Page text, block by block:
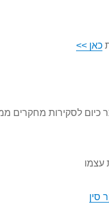
>>
לסקירות מחקרים ממצות